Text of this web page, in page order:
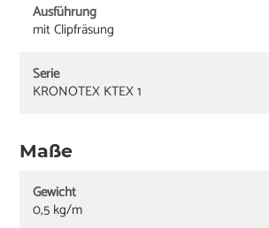
Ausführung
mit Clipfräsung
Serie
KRONOTEX KTEX 1
Maße
Gewicht
0,5 kg/m